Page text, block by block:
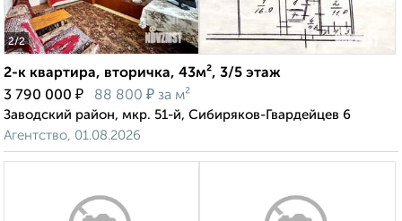
2/2
2-к квартира, вторичка, 43м², 3/5 этаж
3 790 000 ₽ 88 800 ₽ за м²
Заводский район, мкр. 51-й, Сибиряков-Гвардейцев 6
Агентство, 01.08.2026